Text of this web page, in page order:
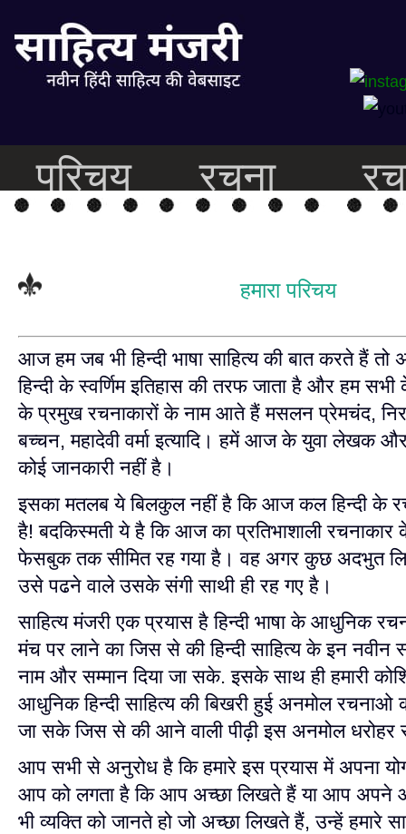
परिचय रचना
हमारा परिचय
आज हम जब भी हिन्दी भाषा साहित्य की बात करते हैं तो
हिन्दी के स्वर्णिम इतिहास की तरफ जाता है और हम सभी
के प्रमुख रचनाकारों के नाम आते हैं मसलन प्रेमचंद,
बच्चन, महादेवी वर्मा इत्यादि। हमें आज के युवा लेखक
कोई जानकारी नहीं है।
इसका मतलब ये बिलकुल नहीं है कि आज कल हिन्दी के
है! बदकिस्मती ये है कि आज का प्रतिभाशाली
फेसबुक तक सीमित रह गया है। वह अगर कुछ अदभुत
उसे पढने वाले उसके संगी साथी ही रह गए है।
साहित्य मंजरी एक प्रयास है हिन्दी भाषा के आधुनिक
मंच पर लाने का जिस से की हिन्दी साहित्य के इन नवीन
नाम और सम्मान दिया जा सके. इसके साथ ही हमारी
आधुनिक हिन्दी साहित्य की बिखरी हुई अनमोल
जा सके जिस से की आने वाली पीढ़ी इस अनमोल
आप सभी से अनुरोध है कि हमारे इस प्रयास में अपना
आप को लगता है कि आप अच्छा लिखते हैं या आप अपने
भी व्यक्ति को जानते हो जो अच्छा लिखते हैं, उन्हें हमारे